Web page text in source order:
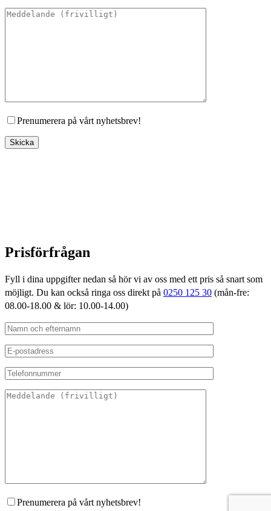
Prenumerera på vårt nyhetsbrev!
Prisförfrågan
Fyll i dina uppgifter nedan så hör vi av oss med ett pris så snart som
möjligt. Du kan också ringa oss direkt på 0250 125 30 (mån-fre:
08.00-18.00 & lör: 10.00-14.00)
Prenumerera på vårt nyhetsbrev!